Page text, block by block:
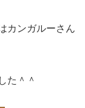
カンガルーさん
た＾＾